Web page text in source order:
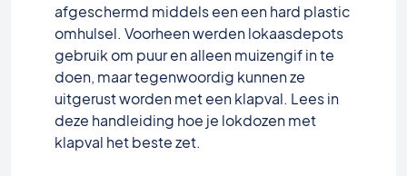
afgeschermd middels een een hard plastic
omhulsel. Voorheen werden lokaasdepots
gebruik om puur en alleen muizengif in te
doen, maar tegenwoordig kunnen ze
uitgerust worden met een klapval. Lees in
deze handleiding hoe je lokdozen met
klapval het beste zet.